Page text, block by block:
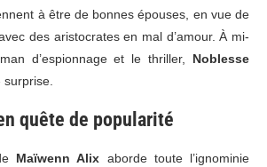
à être de bonnes épouses, en vue de
des aristocrates en mal d’amour. À mi-
d’espionnage et le thriller, Noblesse
surprise.
quête de popularité
Maïwenn Alix aborde toute l’ignominie